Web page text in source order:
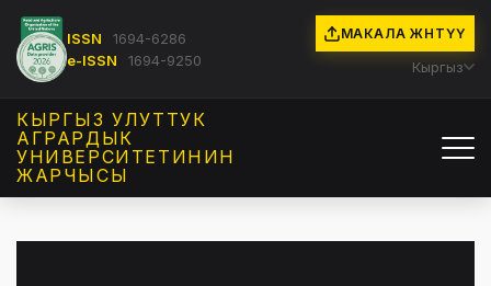
ISSN
1694-6286
e-ISSN
1694-9250
МАКАЛА ЖӨНӨТҮҮ
Кыргыз
КЫРГЫЗ УЛУТТУК
АГРАРДЫК
УНИВЕРСИТЕТИНИН
ЖАРЧЫСЫ